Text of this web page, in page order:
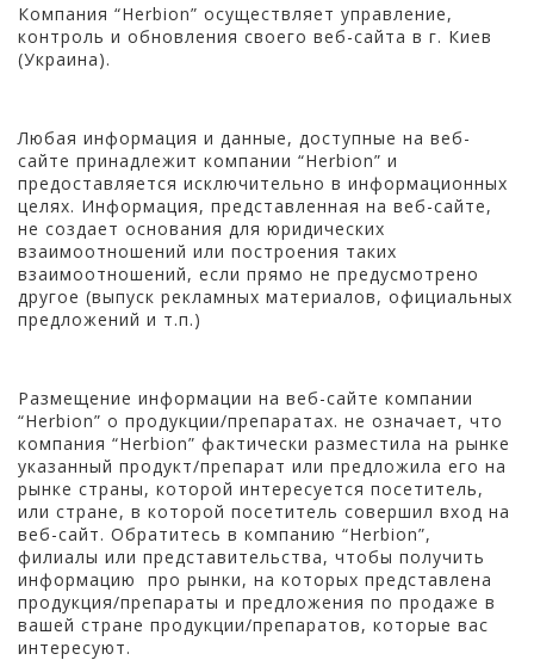
Компания “Herbion” осуществляет управление,
контроль и обновления своего веб-сайта в г. Киев
(Украина).
Любая информация и данные, доступные на веб-
сайте принадлежит компании “Herbion” и
предоставляется исключительно в информационных
целях. Информация, представленная на веб-сайте,
не создает основания для юридических
взаимоотношений или построения таких
взаимоотношений, если прямо не предусмотрено
другое (выпуск рекламных материалов, официальных
предложений и т.п.)
Размещение информации на веб-сайте компании
“Herbion” о продукции/препаратах. не означает, что
компания “Herbion” фактически разместила на рынке
указанный продукт/препарат или предложила его на
рынке страны, которой интересуется посетитель,
или стране, в которой посетитель совершил вход на
веб-сайт. Обратитесь в компанию “Herbion”,
филиалы или представительства, чтобы получить
информацию про рынки, на которых представлена
продукция/препараты и предложения по продаже в
вашей стране продукции/препаратов, которые вас
интересуют.